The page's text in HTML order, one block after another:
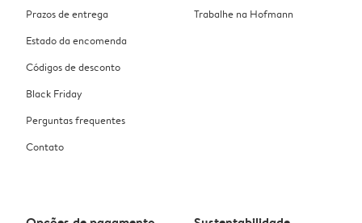
Prazos de entrega
Estado da encomenda
Códigos de desconto
Black Friday
Perguntas frequentes
Contato
Trabalhe na Hofmann